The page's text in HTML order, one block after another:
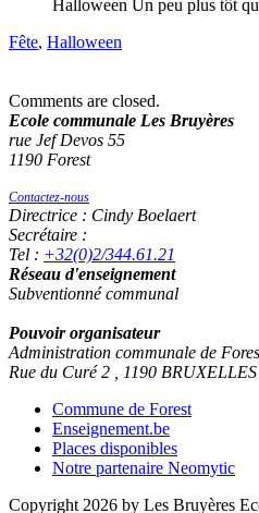
Halloween Un peu plus tôt
Fête, Halloween
Comments are closed.
Ecole communale Les Bruyères
rue Jef Devos 55
1190 Forest
Contactez-nous
Directrice : Cindy Boelaert
Secrétaire :
Tel : +32(0)2/344.61.21
Réseau d'enseignement
Subventionné communal
Pouvoir organisateur
Administration communale de
Rue du Curé 2 , 1190 BRUXELLES
Commune de Forest
Enseignement.be
Places disponibles
Notre partenaire Neomytic
Copyright 2026 by Les Bruyères